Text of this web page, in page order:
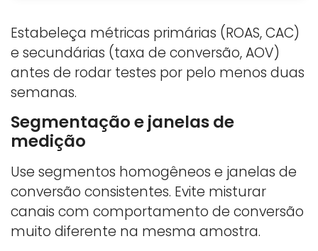
Estabeleça métricas primárias (ROAS, CAC)
e secundárias (taxa de conversão, AOV)
antes de rodar testes por pelo menos duas
semanas.
Segmentação e janelas de
medição
Use segmentos homogêneos e janelas de
conversão consistentes. Evite misturar
canais com comportamento de conversão
muito diferente na mesma amostra.